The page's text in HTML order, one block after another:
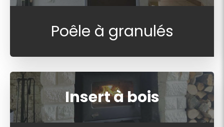
Poêle à granulés
Insert à bois